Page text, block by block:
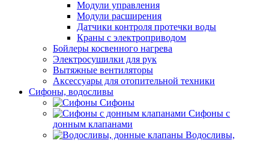
Модули управления
Модули расширения
Датчики контроля протечки воды
Краны с электроприводом
Бойлеры косвенного нагрева
Электросушилки для рук
Вытяжные вентиляторы
Аксессуары для отопительной техники
Сифоны, водосливы
Сифоны
Сифоны с
донным клапанами
Водосливы,